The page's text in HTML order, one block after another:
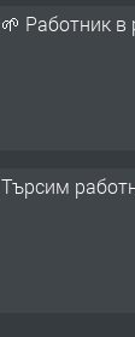
🌱 Работник в
Търсим